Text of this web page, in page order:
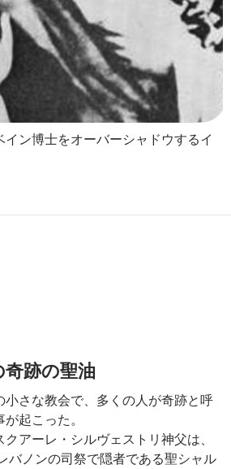
ン博士をオーバーシャドウするイ
跡の聖油
小さな教会で、多くの人が奇跡と呼
起こった。
アーレ・シルヴェストリ神父は、
バノンの司祭で隠者である聖シャル